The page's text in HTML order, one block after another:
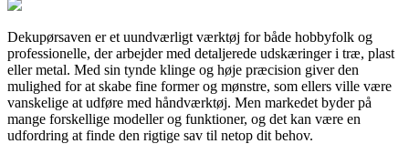
Dekupørsaven er et uundværligt værktøj for både hobbyfolk og
professionelle, der arbejder med detaljerede udskæringer i træ, plast
eller metal. Med sin tynde klinge og høje præcision giver den
mulighed for at skabe fine former og mønstre, som ellers ville være
vanskelige at udføre med håndværktøj. Men markedet byder på
mange forskellige modeller og funktioner, og det kan være en
udfordring at finde den rigtige sav til netop dit behov.